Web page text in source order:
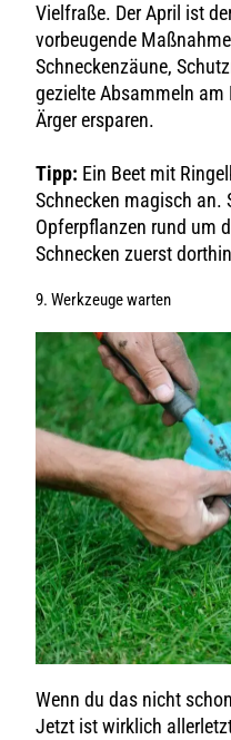
Vielfraße. Der April ist
vorbeugende
Schneckenzäune,
gezielte Absammeln am
Ärger ersparen.
Tipp: Ein Beet mit
Schnecken magisch an.
Opferpflanzen rund um
Schnecken zuerst
9. Werkzeuge warten
Wenn du das nicht
Jetzt ist wirklich